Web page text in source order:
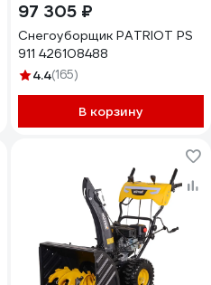
97 305 ₽
Снегоуборщик PATRIOT PS
911 426108488
4.4(165)
В корзину